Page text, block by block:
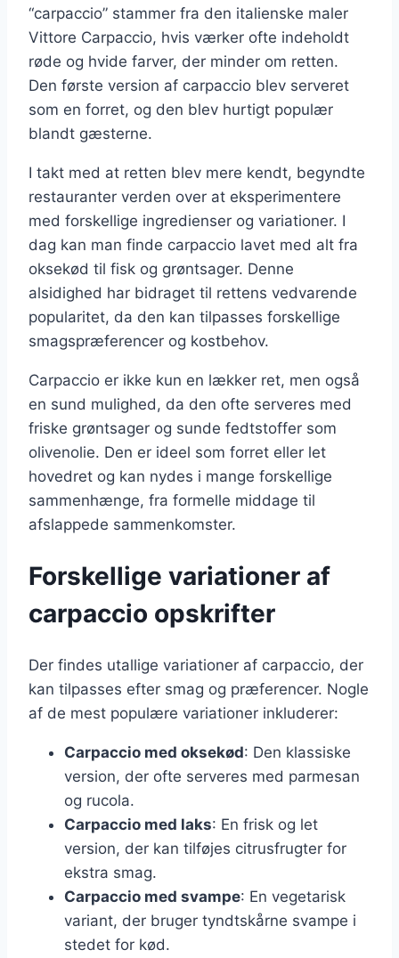
“carpaccio” stammer fra den italienske maler
Vittore Carpaccio, hvis værker ofte indeholdt
røde og hvide farver, der minder om retten.
Den første version af carpaccio blev serveret
som en forret, og den blev hurtigt populær
blandt gæsterne.
I takt med at retten blev mere kendt, begyndte
restauranter verden over at eksperimentere
med forskellige ingredienser og variationer. I
dag kan man finde carpaccio lavet med alt fra
oksekød til fisk og grøntsager. Denne
alsidighed har bidraget til rettens vedvarende
popularitet, da den kan tilpasses forskellige
smagspræferencer og kostbehov.
Carpaccio er ikke kun en lækker ret, men også
en sund mulighed, da den ofte serveres med
friske grøntsager og sunde fedtstoffer som
olivenolie. Den er ideel som forret eller let
hovedret og kan nydes i mange forskellige
sammenhænge, fra formelle middage til
afslappede sammenkomster.
Forskellige variationer af
carpaccio opskrifter
Der findes utallige variationer af carpaccio, der
kan tilpasses efter smag og præferencer. Nogle
af de mest populære variationer inkluderer:
Carpaccio med oksekød: Den klassiske
version, der ofte serveres med parmesan
og rucola.
Carpaccio med laks: En frisk og let
version, der kan tilføjes citrusfrugter for
ekstra smag.
Carpaccio med svampe: En vegetarisk
variant, der bruger tyndtskårne svampe i
stedet for kød.